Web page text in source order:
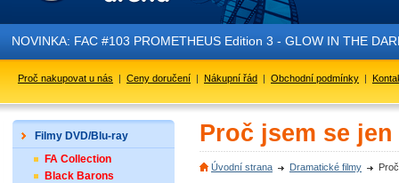
FAC #103 PROMETHEUS Edition 3 - GLOW IN THE DARK -
Proč nakupovat u nás | Ceny doručení | Nákupní řád | Obchodní podmínky |
Filmy DVD/Blu-ray
FA Collection
Black Barons
Proč jsem se jen
Úvodní strana Dramatické filmy